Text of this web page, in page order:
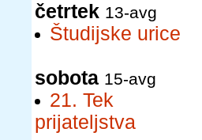
četrtek 13-avg
Študijske urice
sobota 15-avg
21. Tek
prijateljstva